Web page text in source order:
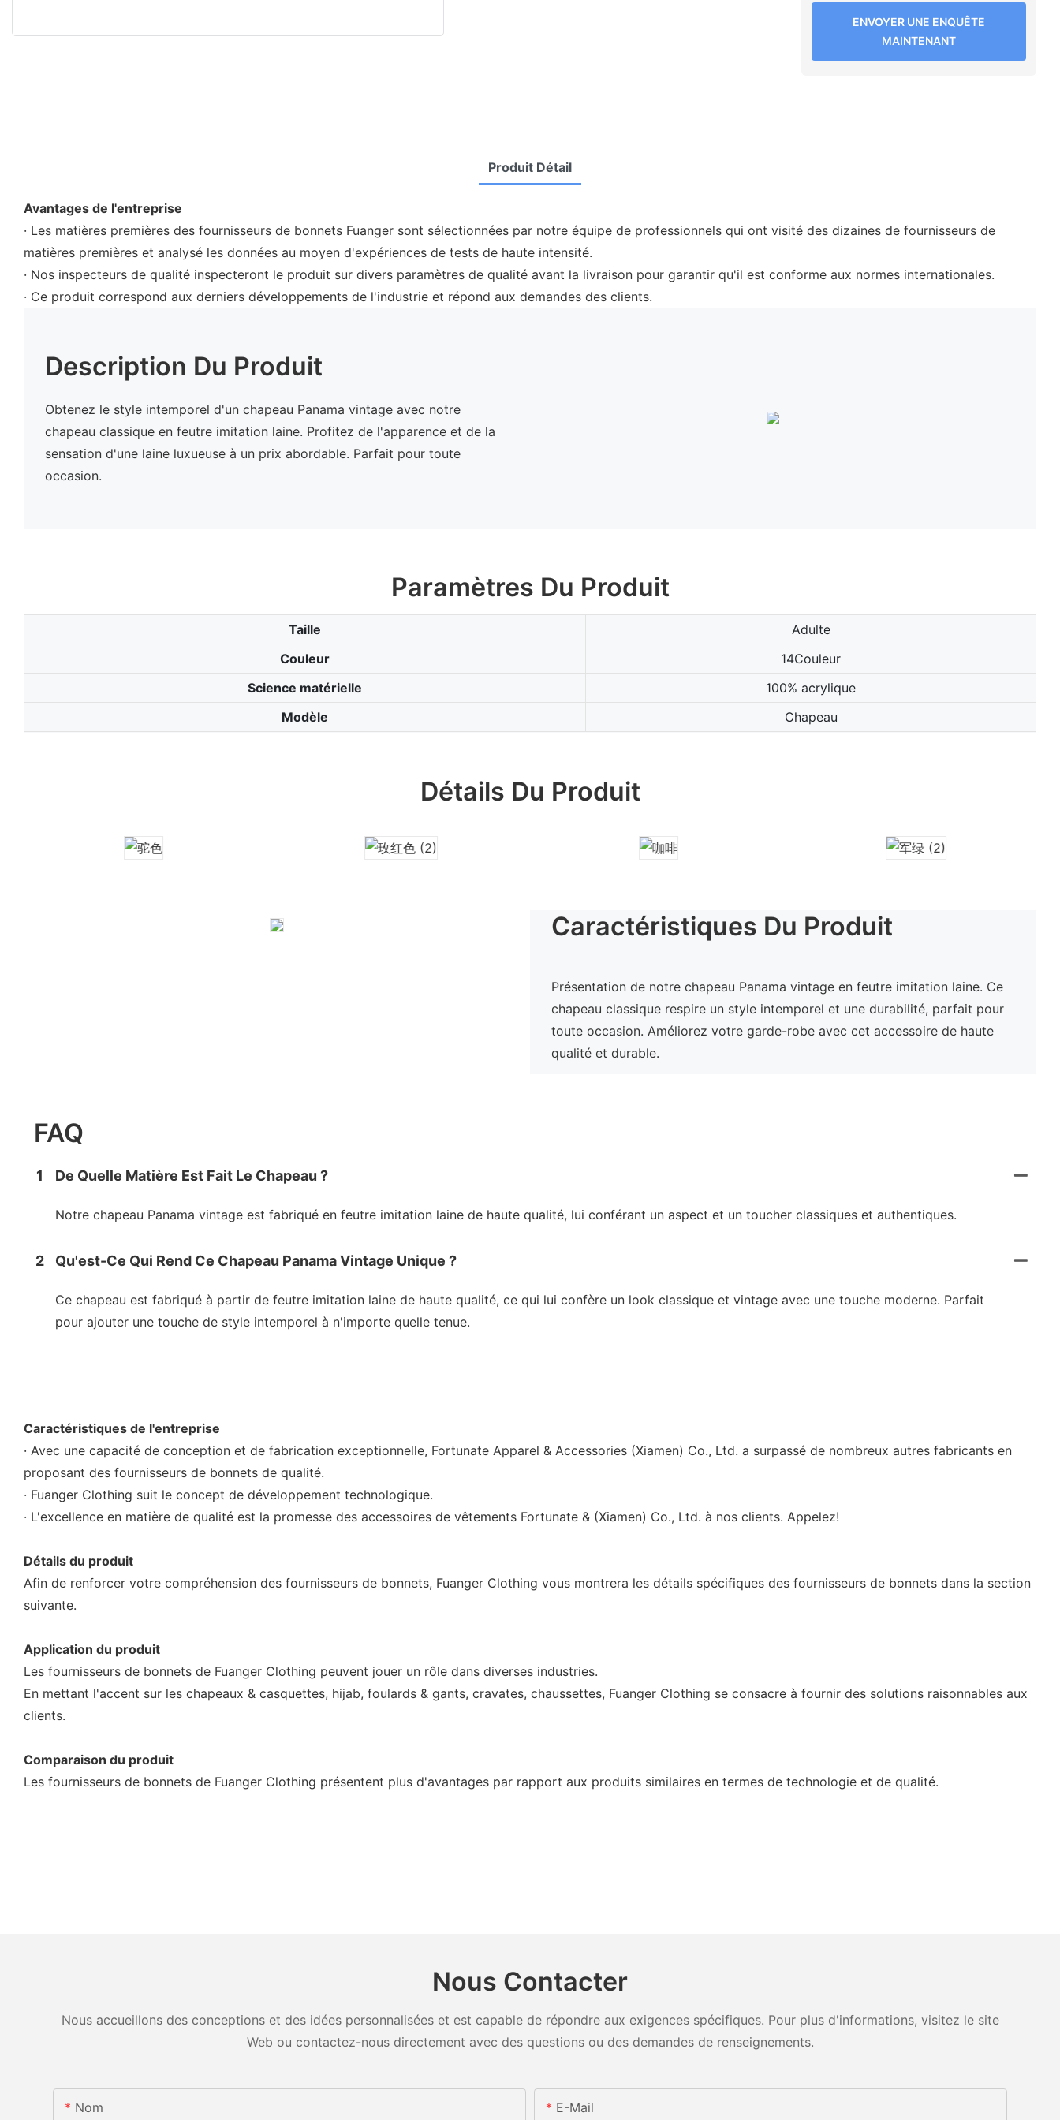
ENVOYER UNE ENQUÊTE
MAINTENANT
Produit Détail
Avantages de l'entreprise
· Les matières premières des fournisseurs de bonnets Fuanger sont sélectionnées par notre équipe de professionnels qui ont visité des dizaines de fournisseurs de
matières premières et analysé les données au moyen d'expériences de tests de haute intensité.
· Nos inspecteurs de qualité inspecteront le produit sur divers paramètres de qualité avant la livraison pour garantir qu'il est conforme aux normes internationales.
· Ce produit correspond aux derniers développements de l'industrie et répond aux demandes des clients.
Description Du Produit
Obtenez le style intemporel d'un chapeau Panama vintage avec notre
chapeau classique en feutre imitation laine. Profitez de l'apparence et de la
sensation d'une laine luxueuse à un prix abordable. Parfait pour toute
occasion.
Paramètres Du Produit
Taille
Adulte
Couleur
14Couleur
Science matérielle
100% acrylique
Modèle
Chapeau
Détails Du Produit
Caractéristiques Du Produit
Présentation de notre chapeau Panama vintage en feutre imitation laine. Ce
chapeau classique respire un style intemporel et une durabilité, parfait pour
toute occasion. Améliorez votre garde-robe avec cet accessoire de haute
qualité et durable.
FAQ
1 De Quelle Matière Est Fait Le Chapeau ?
Notre chapeau Panama vintage est fabriqué en feutre imitation laine de haute qualité, lui conférant un aspect et un toucher classiques et authentiques.
2 Qu'est-Ce Qui Rend Ce Chapeau Panama Vintage Unique ?
Ce chapeau est fabriqué à partir de feutre imitation laine de haute qualité, ce qui lui confère un look classique et vintage avec une touche moderne. Parfait
pour ajouter une touche de style intemporel à n'importe quelle tenue.
Caractéristiques de l'entreprise
· Avec une capacité de conception et de fabrication exceptionnelle, Fortunate Apparel & Accessories (Xiamen) Co., Ltd. a surpassé de nombreux autres fabricants en
proposant des fournisseurs de bonnets de qualité.
· Fuanger Clothing suit le concept de développement technologique.
· L'excellence en matière de qualité est la promesse des accessoires de vêtements Fortunate & (Xiamen) Co., Ltd. à nos clients. Appelez!
Détails du produit
Afin de renforcer votre compréhension des fournisseurs de bonnets, Fuanger Clothing vous montrera les détails spécifiques des fournisseurs de bonnets dans la section
suivante.
Application du produit
Les fournisseurs de bonnets de Fuanger Clothing peuvent jouer un rôle dans diverses industries.
En mettant l'accent sur les chapeaux & casquettes, hijab, foulards & gants, cravates, chaussettes, Fuanger Clothing se consacre à fournir des solutions raisonnables aux
clients.
Comparaison du produit
Les fournisseurs de bonnets de Fuanger Clothing présentent plus d'avantages par rapport aux produits similaires en termes de technologie et de qualité.
Nous Contacter
Nous accueillons des conceptions et des idées personnalisées et est capable de répondre aux exigences spécifiques. Pour plus d'informations, visitez le site
Web ou contactez-nous directement avec des questions ou des demandes de renseignements.
Nom E-Mail